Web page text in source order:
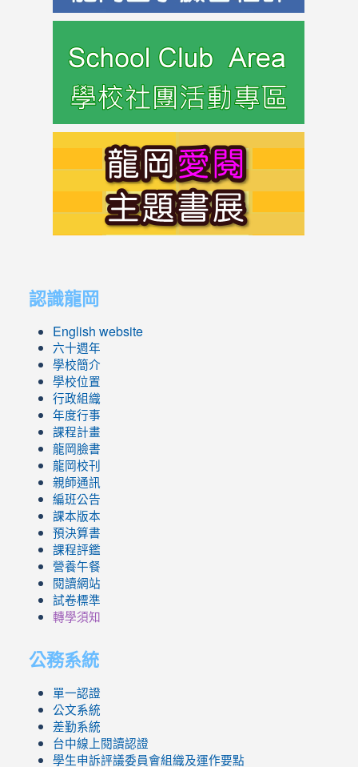
認識龍岡
English website
六十週年
學校簡介
學校位置
行政組織
年度行事
課程計畫
龍岡臉書
龍岡校刊
親師通訊
編班公告
課本版本
預決算書
課程評鑑
營養午餐
閱讀網站
試卷標準
轉學須知
公務系統
單一認證
公文系統
差勤系統
台中線上閱讀認證
學生申訴評議委員會組織及運作要點